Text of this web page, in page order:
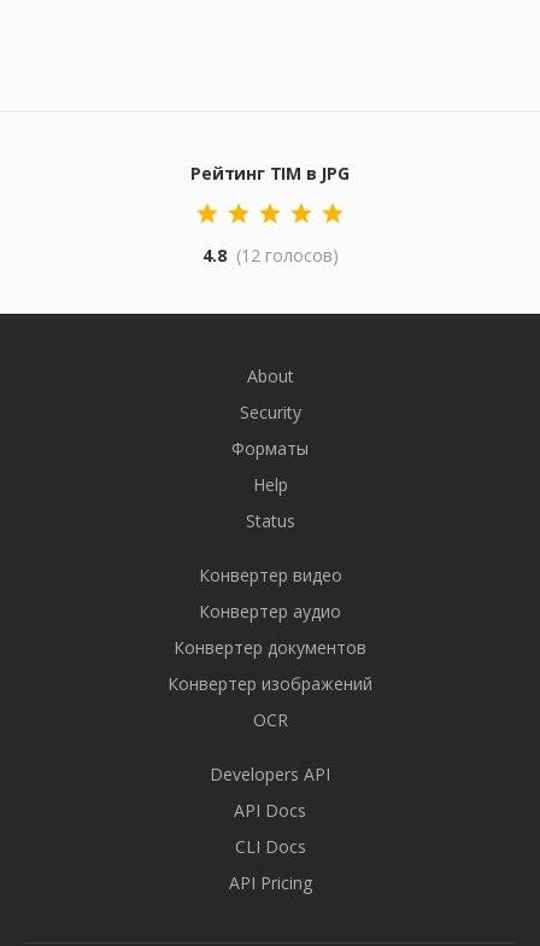
Рейтинг TIM в JPG
4.8 (12 голосов)
About
Security
Форматы
Help
Status
Конвертер видео
Конвертер аудио
Конвертер документов
Конвертер изображений
OCR
Developers API
API Docs
CLI Docs
API Pricing